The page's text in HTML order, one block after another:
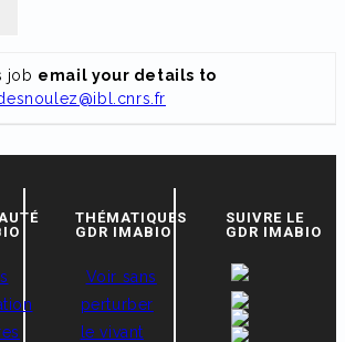
job email your details to
THÉMATIQUES
GDR IMABIO
Voir sans
perturber
le vivant
SUIVRE LE
GDR IMABIO